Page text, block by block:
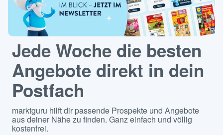
Jede Woche die besten
Angebote direkt in dein
Postfach
marktguru hilft dir passende Prospekte und Angebote
aus deiner Nähe zu finden. Ganz einfach und völlig
kostenfrei.